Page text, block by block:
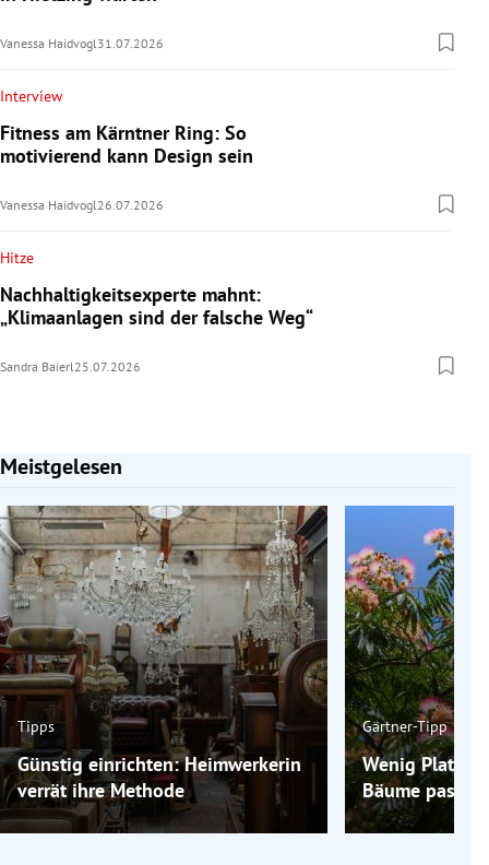
Vanessa Haidvogl 31.07.2026
Interview
Fitness am Kärntner Ring: So
motivierend kann Design sein
Vanessa Haidvogl 26.07.2026
Hitze
Nachhaltigkeitsexperte mahnt:
„Klimaanlagen sind der falsche Weg“
Sandra Baierl 25.07.2026
Meistgelesen
Slide 1 von 7
Tipps
Günstig einrichten: Heimwerkerin
verrät ihre Methode
Gärtner-Tipp
Wenig Platz
Bäume